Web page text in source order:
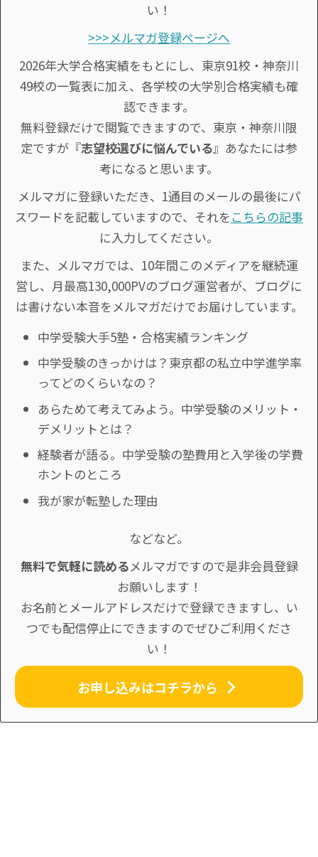
い！
>>>メルマガ登録ページへ
2026年大学合格実績をもとにし、東京91校・神奈川
49校の一覧表に加え、各学校の大学別合格実績も確
認できます。
無料登録だけで閲覧できますので、東京・神奈川限
定ですが『志望校選びに悩んでいる』あなたには参
考になると思います。
メルマガに登録いただき、1通目のメールの最後にパ
スワードを記載していますので、それを こちらの記事
に入力してください。
また、メルマガでは、10年間このメディアを継続運
営し、月最高130,000PVのブログ運営者が、ブログに
は書けない本音をメルマガだけでお届けしています。
中学受験大手5塾・合格実績ランキング
中学受験のきっかけは？東京都の私立中学進学率
ってどのくらいなの？
あらためて考えてみよう。中学受験のメリット・
デメリットとは？
経験者が語る。中学受験の塾費用と入学後の学費
ホントのところ
我が家が転塾した理由
などなど。
無料で気軽に読めるメルマガですので是非会員登録
お願いします！
お名前とメールアドレスだけで登録できますし、い
つでも配信停止にできますのでぜひご利用くださ
い！
お申し込みはコチラから